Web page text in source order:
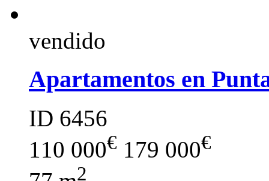
vendido
Apartamentos en
ID 6456
110 000€ 179 000€
2